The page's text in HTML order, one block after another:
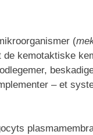
(
de kemotaktiske
– et